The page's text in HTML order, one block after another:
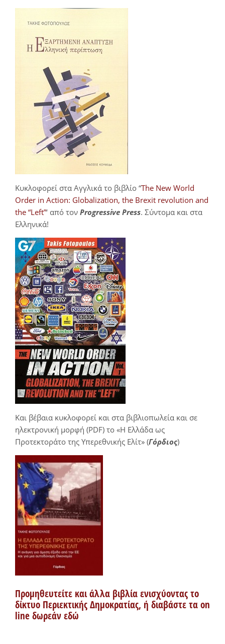
Κυκλοφορεί στα Αγγλικά το βιβλίο “The New World
Order in Action: Globalization, the Brexit revolution and
the “Left”‘ από τον Progressive Press. Σύντομα και στα
Ελληνικά!
Και βέβαια κυκλοφορεί και στα βιβλιοπωλεία και σε
ηλεκτρονική μορφή (PDF) το «Η Ελλάδα ως
Προτεκτοράτο της Υπερεθνικής Ελίτ» (Γόρδιος)
Προμηθευτείτε και άλλα βιβλία ενισχύοντας το
δίκτυο Περιεκτικής Δημοκρατίας, ή διαβάστε τα on
line δωρεάν εδώ